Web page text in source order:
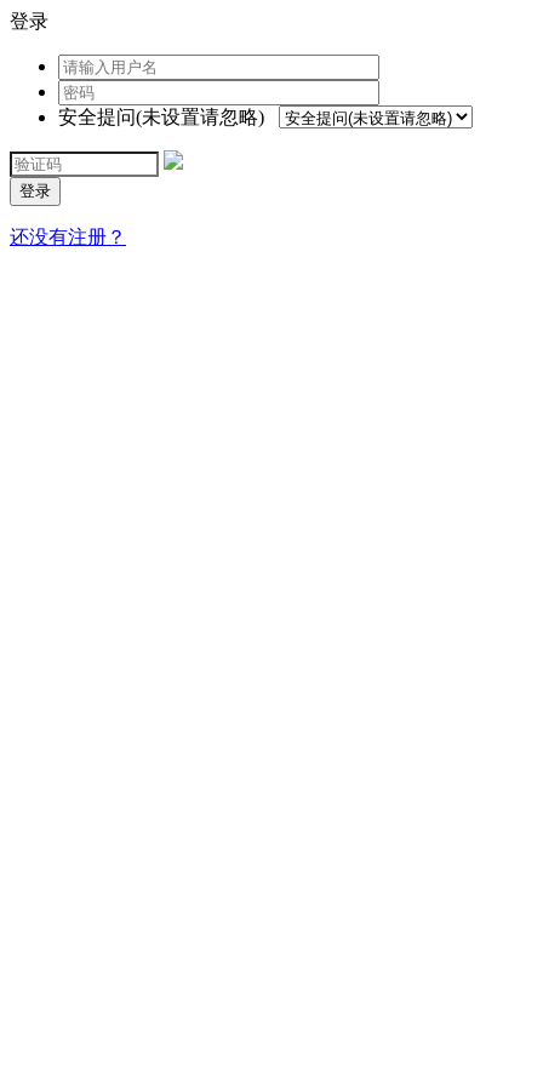
登录
安全提问(未设置请忽略)
登录
还没有注册？